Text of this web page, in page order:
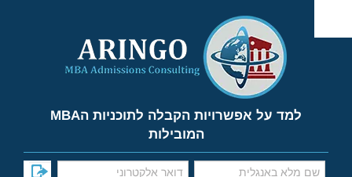
content
למד על אפשרויות הקבלה לתוכניות הMBA
המובילות